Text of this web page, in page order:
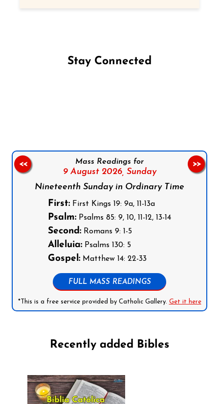
Stay Connected
Mass Readings for
9 August 2026, Sunday
Nineteenth Sunday in Ordinary Time
First: First Kings 19: 9a, 11-13a
Psalm: Psalms 85: 9, 10, 11-12, 13-14
Second: Romans 9: 1-5
Alleluia: Psalms 130: 5
Gospel: Matthew 14: 22-33
FULL MASS READINGS
*This is a free service provided by Catholic Gallery. Get it here
<< >>
Recently added Bibles